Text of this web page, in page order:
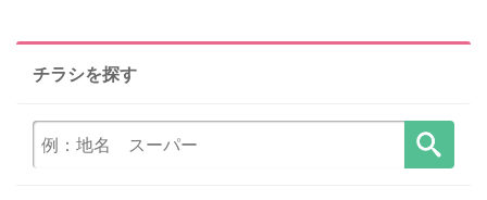
チラシを探す